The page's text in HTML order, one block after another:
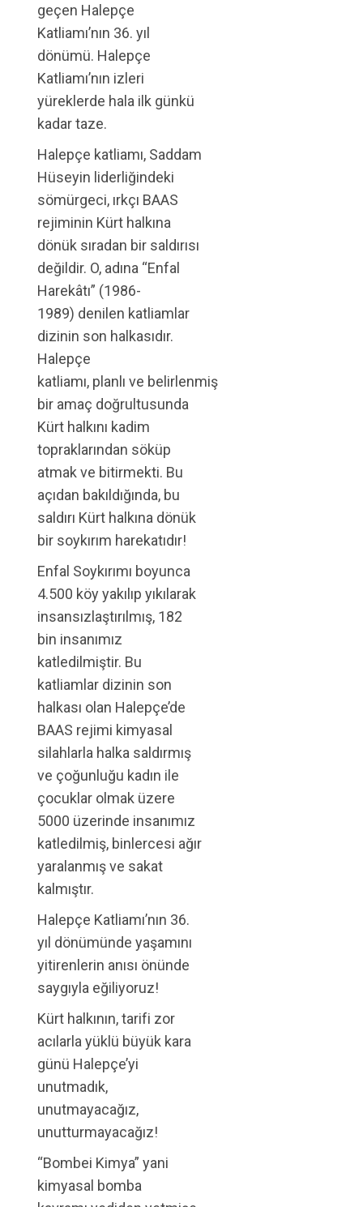
geçen Halepçe
Katliamı’nın 36. yıl
dönümü. Halepçe
Katliamı’nın izleri
yüreklerde hala ilk günkü
kadar taze.
Halepçe katliamı, Saddam
Hüseyin liderliğindeki
sömürgeci, ırkçı BAAS
rejiminin Kürt halkına
dönük sıradan bir saldırısı
değildir. O, adına “Enfal
Harekâtı” (1986-
1989) denilen katliamlar
dizinin son halkasıdır.
Halepçe
katliamı, planlı ve belirlenmiş
bir amaç doğrultusunda
Kürt halkını kadim
topraklarından söküp
atmak ve bitirmekti. Bu
açıdan bakıldığında, bu
saldırı Kürt halkına dönük
bir soykırım harekatıdır!
Enfal Soykırımı boyunca
4.500 köy yakılıp yıkılarak
insansızlaştırılmış, 182
bin insanımız
katledilmiştir. Bu
katliamlar dizinin son
halkası olan Halepçe’de
BAAS rejimi kimyasal
silahlarla halka saldırmış
ve çoğunluğu kadın ile
çocuklar olmak üzere
5000 üzerinde insanımız
katledilmiş, binlercesi ağır
yaralanmış ve sakat
kalmıştır.
Halepçe Katliamı’nın 36.
yıl dönümünde yaşamını
yitirenlerin anısı önünde
saygıyla eğiliyoruz!
Kürt halkının, tarifi zor
acılarla yüklü büyük kara
günü Halepçe’yi
unutmadık,
unutmayacağız,
unutturmayacağız!
“Bombei Kimya” yani
kimyasal bomba